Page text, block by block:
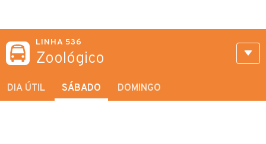
LINHA 536
Zoológico
DIA ÚTIL SÁBADO DOMINGO